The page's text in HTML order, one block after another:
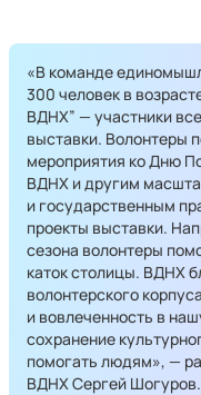
«В команде
300 человек в
ВДНХ” — участники
выставки. Волонтеры
мероприятия ко Дню
ВДНХ и другим
и государственным
проекты выставки.
сезона волонтеры
каток столицы. ВДНХ
волонтерского
и вовлеченность в
сохранение
помогать людям», —
ВДНХ Сергей Шогуров.